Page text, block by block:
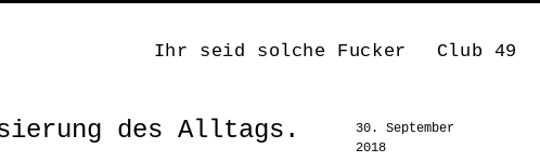
Ihr seid solche Fucker Club 49
des Alltags.
30. September
2018